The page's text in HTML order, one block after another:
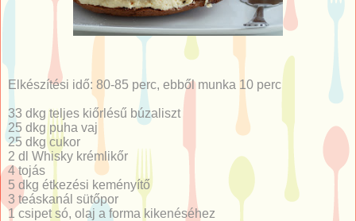
Elkészítési idő: 80-85 perc, ebből munka 10 perc
33 dkg teljes kiőrlésű búzaliszt
25 dkg puha vaj
25 dkg cukor
2 dl Whisky krémlikőr
4 tojás
5 dkg étkezési keményítő
3 teáskanál sütőpor
1 csipet só, olaj a forma kikenéséhez